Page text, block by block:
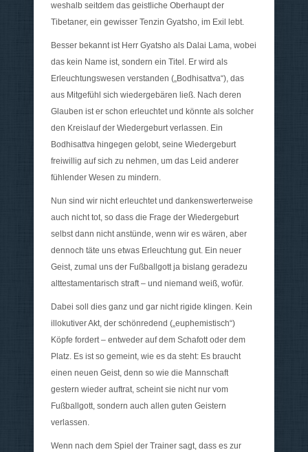
weshalb seitdem das geistliche Oberhaupt der
Tibetaner, ein gewisser Tenzin Gyatsho, im Exil lebt.
Besser bekannt ist Herr Gyatsho als Dalai Lama, wobei
das kein Name ist, sondern ein Titel. Er wird als
Erleuchtungswesen verstanden („Bodhisattva“), das
aus Mitgefühl sich wiedergebären ließ. Nach deren
Glauben ist er schon erleuchtet und könnte als solcher
den Kreislauf der Wiedergeburt verlassen. Ein
Bodhisattva hingegen gelobt, seine Wiedergeburt
freiwillig auf sich zu nehmen, um das Leid anderer
fühlender Wesen zu mindern.
Nun sind wir nicht erleuchtet und dankenswerterweise
auch nicht tot, so dass die Frage der Wiedergeburt
selbst dann nicht anstünde, wenn wir es wären, aber
dennoch täte uns etwas Erleuchtung gut. Ein neuer
Geist, zumal uns der Fußballgott ja bislang geradezu
alttestamentarisch straft – und niemand weiß, wofür.
Dabei soll dies ganz und gar nicht rigide klingen. Kein
illokutiver Akt, der schönredend („euphemistisch“)
Köpfe fordert – entweder auf dem Schafott oder dem
Platz. Es ist so gemeint, wie es da steht: Es braucht
einen neuen Geist, denn so wie die Mannschaft
gestern wieder auftrat, scheint sie nicht nur vom
Fußballgott, sondern auch allen guten Geistern
verlassen.
Wenn nach dem Spiel der Trainer sagt, dass es zur